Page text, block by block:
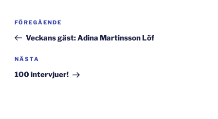
Inläggsnavigering
Föregående
inlägg
FÖREGÅENDE
Veckans gäst: Adina Martinsson Löf
Nästa
inlägg
NÄSTA
100 intervjuer!